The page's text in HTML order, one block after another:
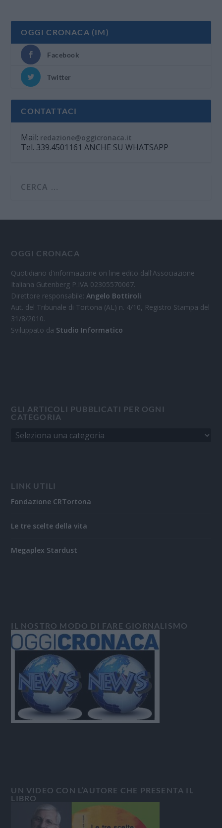
OGGI CRONACA (IM)
Facebook
Twitter
CONTATTACI
Mail: redazione@oggicronaca.it
Tel. 339.4501161 ANCHE SU WHATSAPP
OGGI CRONACA
Quotidiano d'informazione on line edito dall'Associazione
Italiana Gutenberg P.IVA 02305570067.
Direttore responsabile:Angelo Bottiroli.
Aut. del Tribunale di Tortona (AL) n. 4/10, Registro Stampa del
31/8/2010.
Sviluppato da Studio Informatico
GLI ARTICOLI PUBBLICATI PER OGNI
CATEGORIA
LINK UTILI
Fondazione CRTortona
Le tre scelte della vita
Megaplex Stardust
IL NOSTRO MODO DI FARE GIORNALISMO
UN VIDEO CON L’AUTORE CHE PRESENTA IL
LIBRO